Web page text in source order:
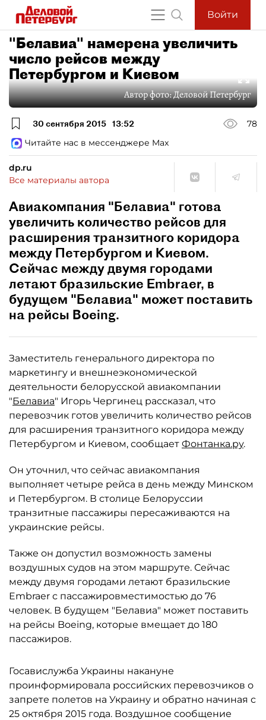
Войти
"Белавиа" намерена увеличить
число рейсов между
Петербургом и Киевом
Автор фото:Деловой Петербург
30 сентября 2015 13:52
78
Читайте нас в мессенджере Max
dp.ru
Все материалы автора
Авиакомпания "Белавиа" готова
увеличить количество рейсов для
расширения транзитного коридора
между Петербургом и Киевом.
Сейчас между двумя городами
летают бразильские Embraer, в
будущем "Белавиа" может поставить
на рейсы Boeing.
Заместитель генерального директора по
маркетингу и внешнеэкономической
деятельности белорусской авиакомпании
"Белавиа" Игорь Чергинец рассказал, что
перевозчик готов увеличить количество рейсов
для расширения транзитного коридора между
Петербургом и Киевом, сообщает Фонтанка.ру.
Он уточнил, что сейчас авиакомпания
выполняет четыре рейса в день между Минском
и Петербургом. В столице Белоруссии
транзитные пассажиры пересаживаются на
украинские рейсы.
Также он допустил возможность замены
воздушных судов на этом маршруте. Сейчас
между двумя городами летают бразильские
Embraer с пассажировместимостью до 76
человек. В будущем "Белавиа" может поставить
на рейсы Boeing, которые вмещает до 180
пассажиров.
Госавислужба Украины накануне
проинформировала российских перевозчиков о
запрете полетов на Украину и обратно начиная с
25 октября 2015 года. Воздушное сообщение